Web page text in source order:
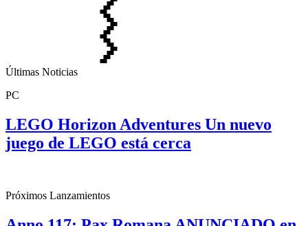
Últimas Noticias
PC
LEGO Horizon Adventures Un nuevo
juego de LEGO está cerca
Próximos Lanzamientos